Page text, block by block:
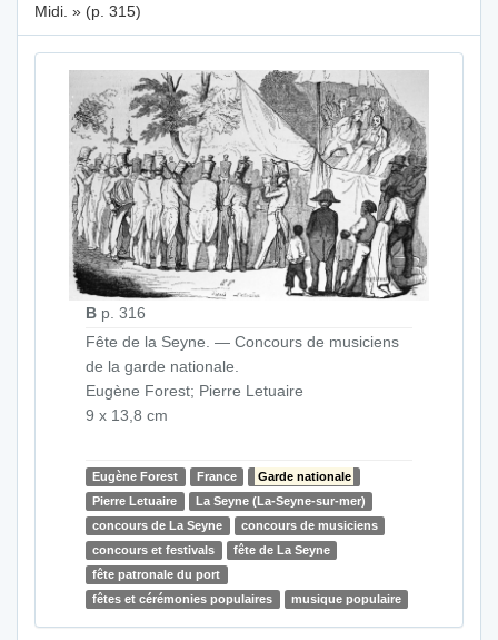
Midi. » (p. 315)
B p. 316
Fête de la Seyne. — Concours de musiciens
de la garde nationale.
Eugène Forest; Pierre Letuaire
9 x 13,8 cm
Eugène Forest France
Garde nationale
Pierre Letuaire
La Seyne (La-Seyne-sur-mer)
concours de La Seyne
concours de musiciens
concours et festivals
fête de La Seyne
fête patronale du port
fêtes et cérémonies populaires
musique populaire